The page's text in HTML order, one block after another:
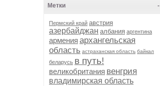
-
Метки
Пермский край австрия
азербайджан албания аргентина
армения архангельская
область астраханская область байкал
беларусь в путь!
великобритания венгрия
владимирская область